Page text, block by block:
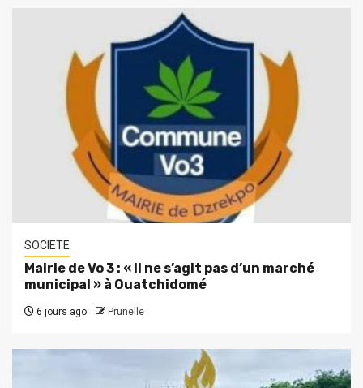
SOCIETE
Mairie de Vo 3 : « Il ne s’agit pas d’un marché
municipal » à Ouatchidomé
6 jours ago Prunelle